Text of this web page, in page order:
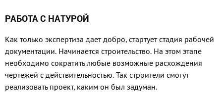
РАБОТА С НАТУРОЙ
Как только экспертиза дает добро, стартует стадия рабочей
документации. Начинается строительство. На этом этапе
необходимо сократить любые возможные расхождения
чертежей с действительностью. Так строители смогут
реализовать проект, каким он был задуман.